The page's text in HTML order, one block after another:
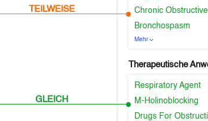
TEILWEISE
GLEICH
Chronic
Bronchospasm
Mehr
Therapeutische
Respiratory Agent
M-Holinoblocking
Drugs For